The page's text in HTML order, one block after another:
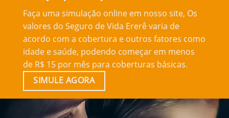
Faça uma simulação online em nosso site, Os
valores do Seguro de Vida Ererê varia de
acordo com a cobertura e outros fatores como
idade e saúde, podendo começar em menos
de R$ 15 por mês para coberturas básicas.
SIMULE AGORA